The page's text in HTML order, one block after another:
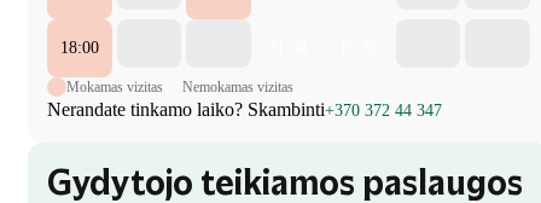
18:00
Mokamas vizitas Nemokamas vizitas
Nerandate tinkamo laiko? Skambinti+370 372 44 347
Gydytojo teikiamos paslaugos